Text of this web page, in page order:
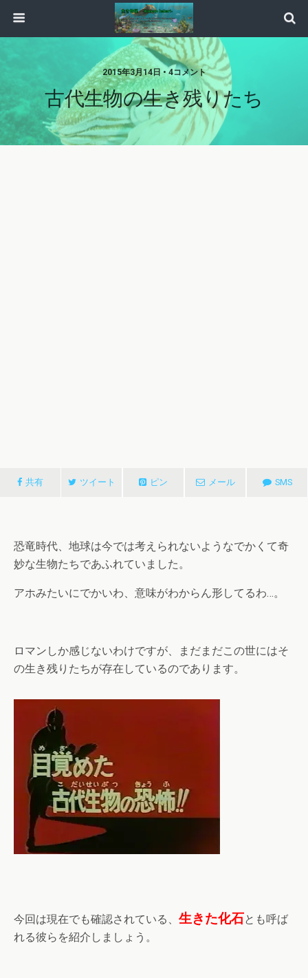
2015年3月14日 • 4コメント
古代生物の生き残りたち
共有 ツイート ピン メール SMS
恐竜時代、地球は今では考えられないようなでかくて奇
妙な生物たちであふれていました。
アホみたいにでかいわ、意味がわからん形してるわ…。
ロマンしか感じないわけですが、まだまだこの世にはそ
の生き残りたちが存在しているのであります。
今回は現在でも確認されている、 生きた化石とも呼ば
れる彼らを紹介しましょう。